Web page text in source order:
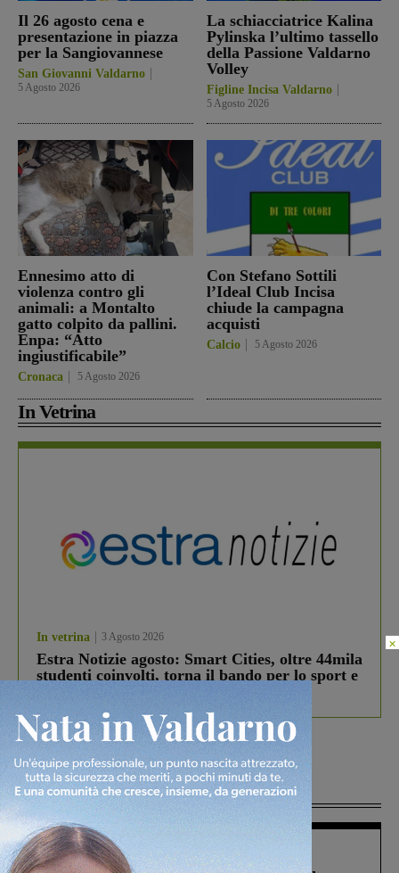
Il 26 agosto cena e
presentazione in piazza
per la Sangiovannese
San Giovanni Valdarno
5 Agosto 2026
La schiacciatrice Kalina
Pylinska l’ultimo tassello
della Passione Valdarno
Volley
Figline Incisa Valdarno
5 Agosto 2026
Ennesimo atto di
violenza contro gli
animali: a Montalto
gatto colpito da pallini.
Enpa: “Atto
ingiustificabile”
Cronaca 5 Agosto 2026
Con Stefano Sottili
l’Ideal Club Incisa
chiude la campagna
acquisti
Calcio 5 Agosto 2026
In Vetrina
In vetrina 3 Agosto 2026
Estra Notizie agosto: Smart Cities, oltre 44mila
studenti coinvolti, torna il bando per lo sport e
debutta il podcast Estrair
Più lette
Figline Incisa Valdarno 1 Agosto 2026
×